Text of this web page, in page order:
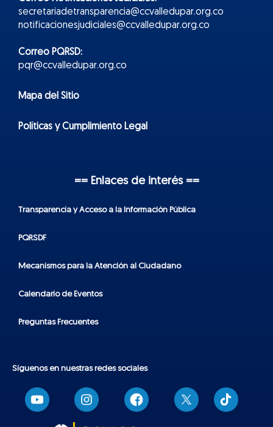
secretariadetransparencia@ccvalledupar.org.co
notificacionesjudiciales@ccvalledupar.org.co
Correo PQRSD:
pqr@ccvalledupar.org.co
Mapa del Sitio
Políticas y Cumplimiento Legal
== Enlaces de interés ==
Transparencia y Acceso a la Información Pública
PQRSDF
Mecanismos para la Atención al Ciudadano
Calendario de Eventos
Preguntas Frecuentes
Síguenos en nuestras redes sociales
T
i
k